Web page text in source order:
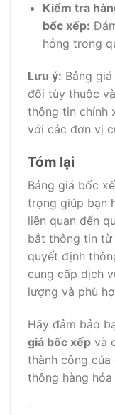
Kiểm tra
bốc xếp:
hỏng trong
Lưu ý: Bảng
đổi tùy thuộc
thông tin chính
với các đơn vị
Tóm lại
Bảng giá bốc
trọng giúp bạn
liên quan đến
bắt thông tin từ
quyết định
cung cấp dịch
lượng và phù
Hãy đảm bảo
giá bốc xếp và
thành công của
thông hàng hóa